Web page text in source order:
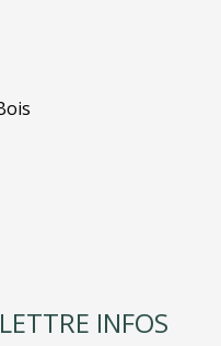
INFOS